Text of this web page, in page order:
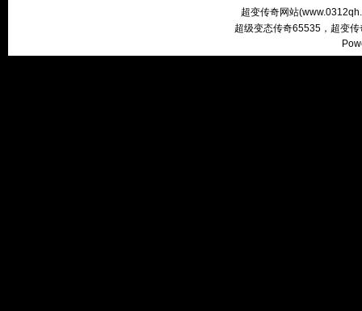
超变传奇网站(
超级变态传奇65535，超变